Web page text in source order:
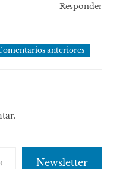
Responder
anteriores
Newsletter